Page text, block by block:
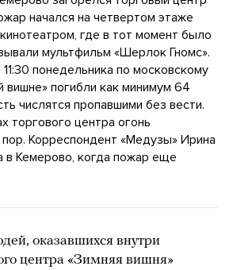
начался на четвертом этаже
где в тот момент было
мультфильм «Шерлок Гномс».
понедельника по московскому
вишне» погибли как минимум 64
числятся пропавшими без вести.
торгового центра огонь
Корреспондент «Медузы» Ирина
в Кемерово, когда пожар еще
оказавшихся внутри
центра «Зимняя вишня»